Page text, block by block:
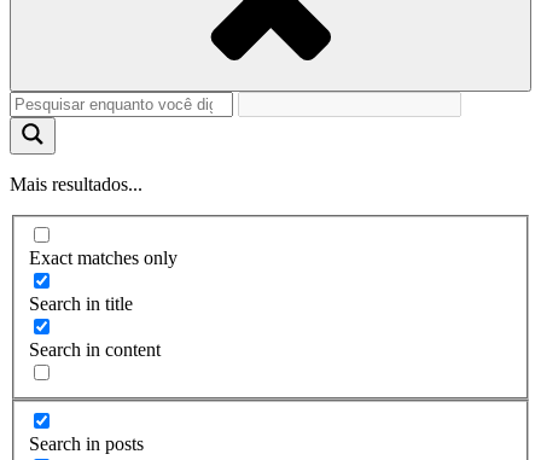
Mais resultados...
Exact matches only
Search in title
Search in content
Search in posts